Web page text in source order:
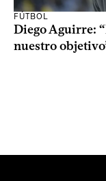
FÚTBOL
Diego Aguirre:
nuestro